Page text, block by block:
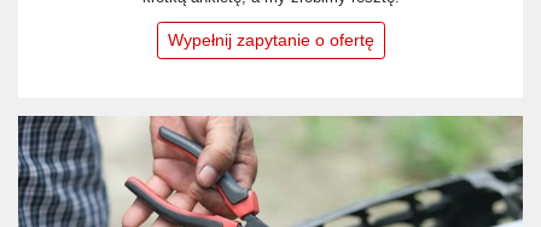
Wypełnij zapytanie o ofertę